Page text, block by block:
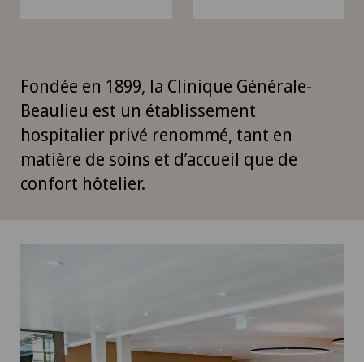
Fondée en 1899, la Clinique Générale-
Beaulieu est un établissement
hospitalier privé renommé, tant en
matière de soins et d’accueil que de
confort hôtelier.